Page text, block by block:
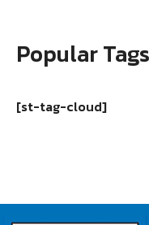
Popular Tags
[st-tag-cloud]